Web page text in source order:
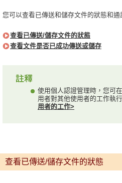
您可以查看已傳送和儲存文件的狀態和通
查看已傳送/儲存文件的狀態
查看文件是否已成功傳送或儲存
使用個人認證管理時，您可
用者對其他使用者的工作執
用者的工作>
查看已傳送/儲存文件的狀態